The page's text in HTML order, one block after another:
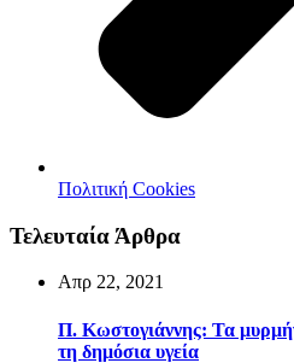
Πολιτική Cookies
Τελευταία Άρθρα
Απρ 22, 2021
Π. Κωστογιάννης: Τα
τη δημόσια υγεία